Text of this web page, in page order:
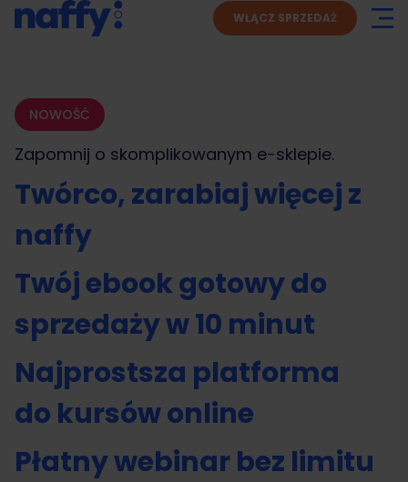
WŁĄCZ SPRZEDAŻ
NOWOŚĆ
Zapomnij o skomplikowanym e-sklepie.
Twórco, zarabiaj więcej z
naffy
Twój ebook gotowy do
sprzedaży w 10 minut
Najprostsza platforma
do kursów online
Płatny webinar bez limitu